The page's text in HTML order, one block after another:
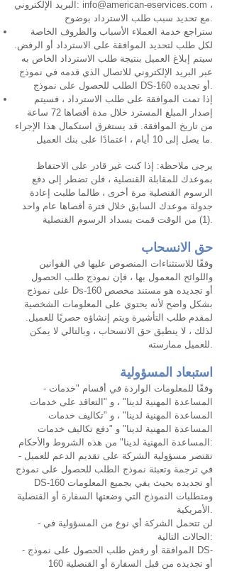
البريد الإلكتروني: info@american-eservices.com ،
مع تحديد سبب طلب الاسترداد بوضوح.
ستراجع خدمة العملاء الأسباب والظروف الخاصة
لكل طلب لتحديد الموافقة على الاسترداد أو الرفض.
سيتم إبلاغ العميل بنتيجة طلب الاسترداد الخاص به
عبر البريد الإلكتروني للاتصال الذي قدمه في نموذج
الطلب للحصول على نموذج DS-160 أو تجديده.
إذا تمت الموافقة على طلب الاسترداد ، فسيتم
إصدار المبلغ المسترد خلال مدة أقصاها 72 ساعة
من تاريخ الموافقة. قد يستغرق استكمال هذا الإجراء
ما يصل إلى 10 أيام ، اعتمادًا على بنك العميل.
يرجى ملاحظة: إذا كنت غير قادر على الاحتفاظ
بموعدك للمقابلة القنصلية ، فلن تضطر إلى دفع
الرسوم القنصلية مرة أخرى ، طالما طلبت إعادة
جدولة موعدك السابق خلال فترة أقصاها عام واحد
(1) من الوقت قمت بسداد الرسوم القنصلية.
حق الانسحاب
وفقًا للاستثناءات المنصوص عليها في القوانين
واللوائح المعمول بها ، فإن نموذج طلب الحصول
على نموذج Ds-160 أو تجديده هو مستند مخصص
بشكل واضح لأنه يحتوي على المعلومات الشخصية
لمقدم طلب التأشيرة ويتم إنشاؤه حصريًا للعميل.
لذلك ، لا ينطبق حق الانسحاب ، وبالتالي لا يمكن
للعميل ممارسته.
استبعاد المسؤولية
- وفقًا للمعلومات الواردة في أقسام "خدمات
المساعدة المهنية لدينا" ، و "التعاقد على خدمات
المساعدة المهنية لدينا" ، و "تكاليف خدمات
المساعدة المهنية لدينا" و "دفع تكاليف خدمات
المساعدة المهنية لدينا" من هذه الشروط والأحكام:
- تقتصر مسؤولية الشركة على تقديم الدعم للعميل
في ترجمة وتعبئة نموذج الطلب للحصول على نموذج
DS-160 أو تجديده بحيث يفي بجميع المعلومات
ومتطلبات النموذج التي وضعتها السفارة أو القنصلية
الأمريكية.
- لن تتحمل الشركة أي نوع من المسؤولية في
الحالات التالية:
- الموافقة أو رفض طلب الحصول على نموذج DS-
160 أو تجديده من قبل السفارة أو القنصلية